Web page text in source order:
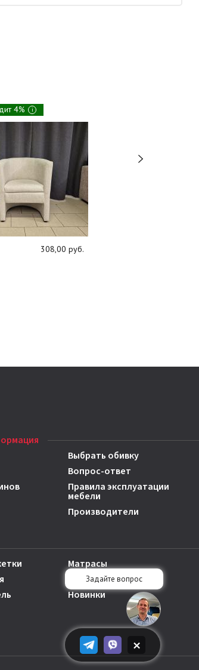
4% i
308,00 руб.
×
Выбрать обивку
Вопрос-ответ
Правила эксплуатации
мебели
Производители
Матрасы
Аксессуары
Новинки